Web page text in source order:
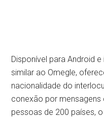
Disponível para Android
similar ao Omegle,
nacionalidade do
conexão por
pessoas de 200 países,